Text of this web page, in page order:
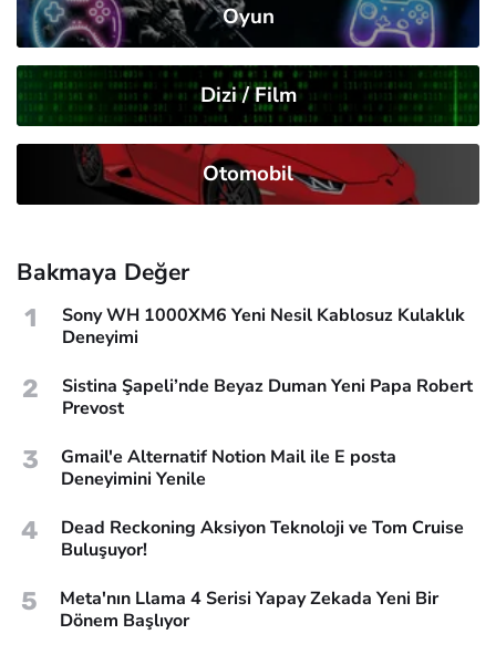
Oyun
Dizi / Film
Otomobil
Bakmaya Değer
1
Sony WH 1000XM6 Yeni Nesil Kablosuz Kulaklık
Deneyimi
2
Sistina Şapeli’nde Beyaz Duman Yeni Papa Robert
Prevost
3
Gmail'e Alternatif Notion Mail ile E posta
Deneyimini Yenile
4
Dead Reckoning Aksiyon Teknoloji ve Tom Cruise
Buluşuyor!
5
Meta'nın Llama 4 Serisi Yapay Zekada Yeni Bir
Dönem Başlıyor